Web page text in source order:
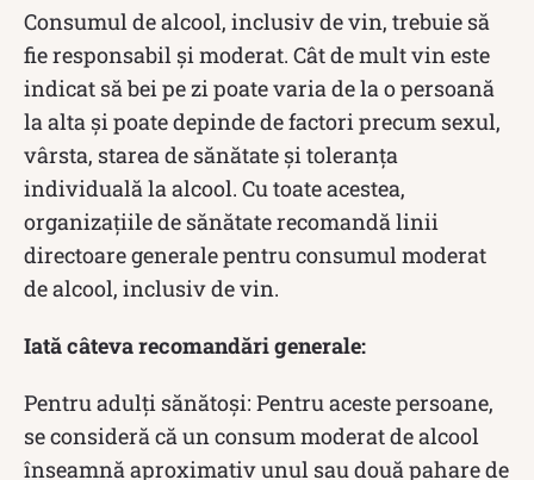
Consumul de alcool, inclusiv de vin, trebuie să
fie responsabil și moderat. Cât de mult vin este
indicat să bei pe zi poate varia de la o persoană
la alta și poate depinde de factori precum sexul,
vârsta, starea de sănătate și toleranța
individuală la alcool. Cu toate acestea,
organizațiile de sănătate recomandă linii
directoare generale pentru consumul moderat
de alcool, inclusiv de vin.
Iată câteva recomandări generale:
Pentru adulți sănătoși: Pentru aceste persoane,
se consideră că un consum moderat de alcool
înseamnă aproximativ unul sau două pahare de